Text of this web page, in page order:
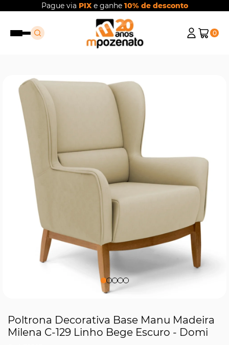
Pague via PIXe ganhe 10% de desconto
0
Poltrona Decorativa Base Manu Madeira
Milena C-129 Linho Bege Escuro - Domi